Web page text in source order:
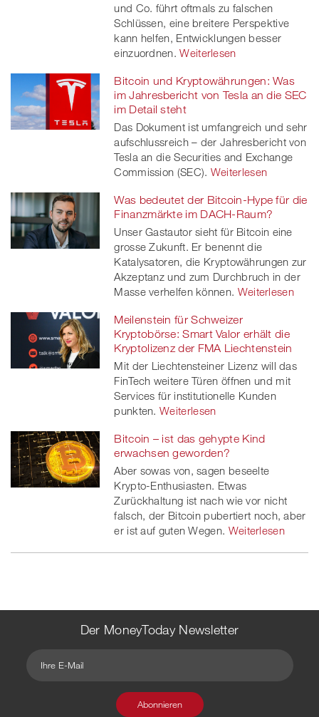
und Co. führt oftmals zu falschen
Schlüssen, eine breitere Perspektive
kann helfen, Entwicklungen besser
einzuordnen. Weiterlesen
Bitcoin und Kryptowährungen: Was
im Jahresbericht von Tesla an die SEC
im Detail steht
Das Dokument ist umfangreich und sehr
aufschlussreich – der Jahresbericht von
Tesla an die Securities and Exchange
Commission (SEC). Weiterlesen
Was bedeutet der Bitcoin-Hype für die
Finanzmärkte im DACH-Raum?
Unser Gastautor sieht für Bitcoin eine
grosse Zukunft. Er benennt die
Katalysatoren, die Kryptowährungen zur
Akzeptanz und zum Durchbruch in der
Masse verhelfen können. Weiterlesen
Meilenstein für Schweizer
Kryptobörse: Smart Valor erhält die
Kryptolizenz der FMA Liechtenstein
Mit der Liechtensteiner Lizenz will das
FinTech weitere Türen öffnen und mit
Services für institutionelle Kunden
punkten. Weiterlesen
Bitcoin – ist das gehypte Kind
erwachsen geworden?
Aber sowas von, sagen beseelte
Krypto-Enthusiasten. Etwas
Zurückhaltung ist nach wie vor nicht
falsch, der Bitcoin pubertiert noch, aber
er ist auf guten Wegen. Weiterlesen
Der MoneyToday Newsletter